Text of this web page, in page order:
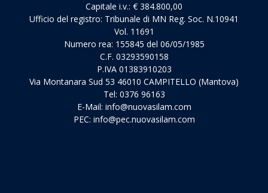
Capitale i.v.: € 384.800,00
Ufficio del registro: Tribunale di MN Reg. Soc. N.10941
Vol. 11691
Numero rea: 155845 del 06/05/1985
C.F. 03293590158
P.IVA 01383910203
Via Montanara Sud 53 46010 CAMPITELLO (Mantova)
Tel: 0376 96163
E-Mail: info@nuovasilam.com
PEC: info@pec.nuovasilam.com